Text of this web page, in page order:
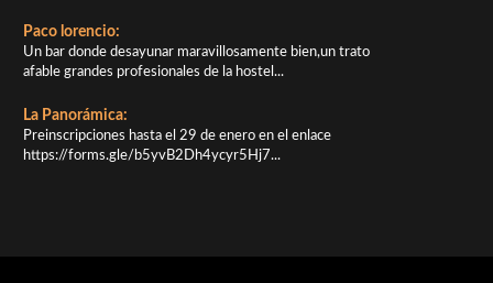
Paco lorencio:
Un bar donde desayunar maravillosamente bien,un trato
afable grandes profesionales de la hostel...
La Panorámica:
Preinscripciones hasta el 29 de enero en el enlace
https://forms.gle/b5yvB2Dh4ycyr5Hj7...